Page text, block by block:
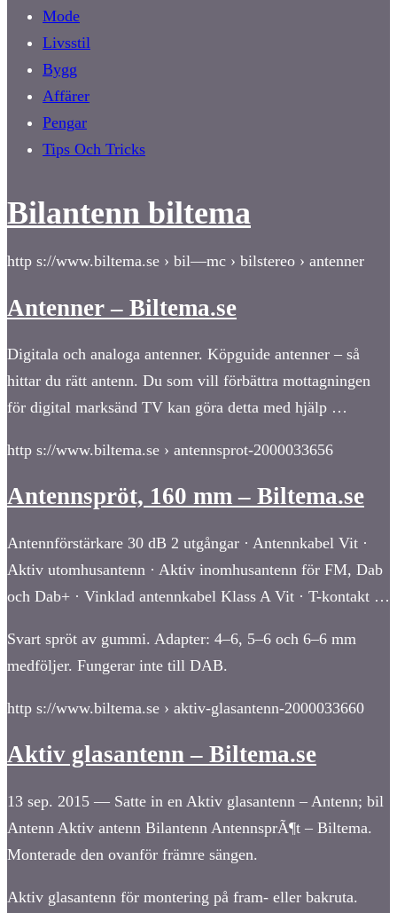
Mode
Livsstil
Bygg
Affärer
Pengar
Tips Och Tricks
Bilantenn biltema
http s://www.biltema.se › bil—mc › bilstereo › antenner
Antenner – Biltema.se
Digitala och analoga antenner. Köpguide antenner – så
hittar du rätt antenn. Du som vill förbättra mottagningen
för digital marksänd TV kan göra detta med hjälp …
http s://www.biltema.se › antennsprot-2000033656
Antennspröt, 160 mm – Biltema.se
Antennförstärkare 30 dB 2 utgångar · Antennkabel Vit ·
Aktiv utomhusantenn · Aktiv inomhusantenn för FM, Dab
och Dab+ · Vinklad antennkabel Klass A Vit · T-kontakt …
Svart spröt av gummi. Adapter: 4–6, 5–6 och 6–6 mm
medföljer. Fungerar inte till DAB.
http s://www.biltema.se › aktiv-glasantenn-2000033660
Aktiv glasantenn – Biltema.se
13 sep. 2015 — Satte in en Aktiv glasantenn – Antenn; bil
Antenn Aktiv antenn Bilantenn AntennsprÃ¶t – Biltema.
Monterade den ovanför främre sängen.
Aktiv glasantenn för montering på fram- eller bakruta.